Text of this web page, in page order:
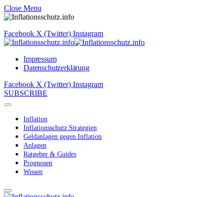
Close Menu
Facebook X (Twitter) Instagram
Impressum
Datenschutzerklärung
Facebook X (Twitter) Instagram
SUBSCRIBE
Inflation
Inflationsschutz Strategien
Geldanlagen gegen Inflation
Anlagen
Ratgeber & Guides
Prognosen
Wissen